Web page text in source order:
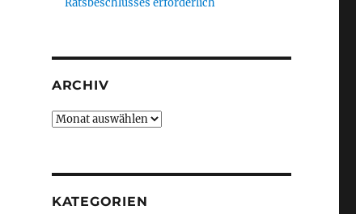
Ratsbeschlusses erforderlich
ARCHIV
Archiv
KATEGORIEN